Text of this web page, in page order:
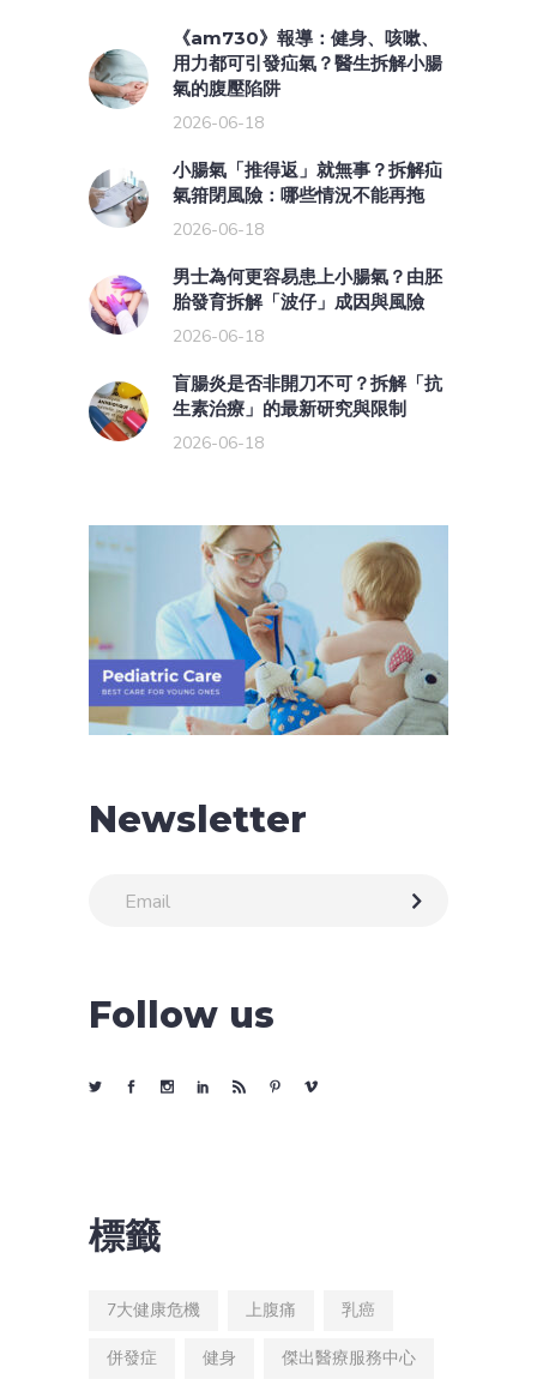
《am730》報導：健身、咳嗽、
用力都可引發疝氣？醫生拆解小腸
氣的腹壓陷阱
2026-06-18
小腸氣「推得返」就無事？拆解疝
氣箝閉風險：哪些情況不能再拖
2026-06-18
男士為何更容易患上小腸氣？由胚
胎發育拆解「波仔」成因與風險
2026-06-18
盲腸炎是否非開刀不可？拆解「抗
生素治療」的最新研究與限制
2026-06-18
Newsletter
Follow us
標籤
7大健康危機 上腹痛 乳癌
併發症 健身 傑出醫療服務中心